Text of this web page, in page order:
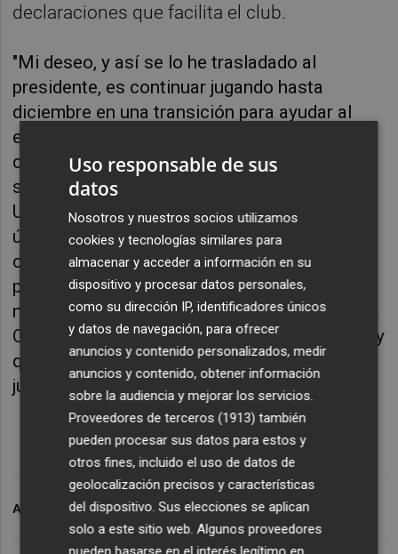
declaraciones que facilita el club.
"Mi deseo, y así se lo he trasladado al
presidente, es continuar jugando hasta
diciembre en una transición para ayudar al
equipo. Será en esa fecha cuando decida
colgar las botas con la camiseta con la que
siempre soñé hacerlo, vestido de sevillista.
Una cosa más, estos próximos meses, mis
últimos como futbolista profesional, no los
cobraré. El sueldo que se acuerde con el
presidente será donado a una Fundación. Es
mi decisión y así se lo he comunicado al club.
Quiero que la afición sepa todos los detalles y
que nos guíe la transparencia", resalta el
jugador.
ARCHIVADO EN JESÚS NAVAS
Uso responsable de sus
datos
Nosotros y nuestros socios utilizamos
cookies y tecnologías similares para
almacenar y acceder a información en su
dispositivo y procesar datos personales,
como su dirección IP, identificadores únicos
y datos de navegación, para ofrecer
anuncios y contenido personalizados, medir
anuncios y contenido, obtener información
sobre la audiencia y mejorar los servicios.
Proveedores de terceros (1913) también
pueden procesar sus datos para estos y
otros fines, incluido el uso de datos de
geolocalización precisos y características
del dispositivo. Sus elecciones se aplican
solo a este sitio web. Algunos proveedores